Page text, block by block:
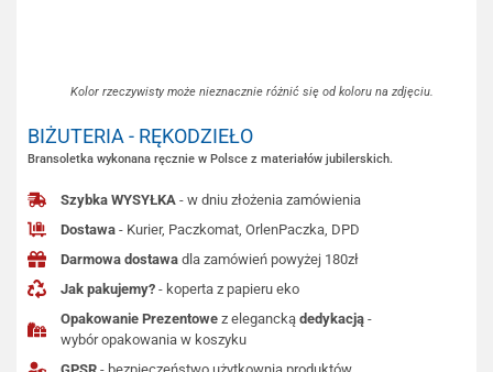
Kolor rzeczywisty może nieznacznie różnić się od koloru na zdjęciu.
BIŻUTERIA - RĘKODZIEŁO
Bransoletka wykonana ręcznie w Polsce z materiałów jubilerskich.
Szybka WYSYŁKA - w dniu złożenia zamówienia
Dostawa - Kurier, Paczkomat, OrlenPaczka, DPD
Darmowa dostawa dla zamówień powyżej 180zł
Jak pakujemy? - koperta z papieru eko
Opakowanie Prezentowe z eleganckądedykacją -
wybór opakowania w koszyku